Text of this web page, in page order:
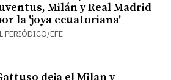
Milán y Real Madrid
la 'joya ecuatoriana'
PERIÓDICO/EFE